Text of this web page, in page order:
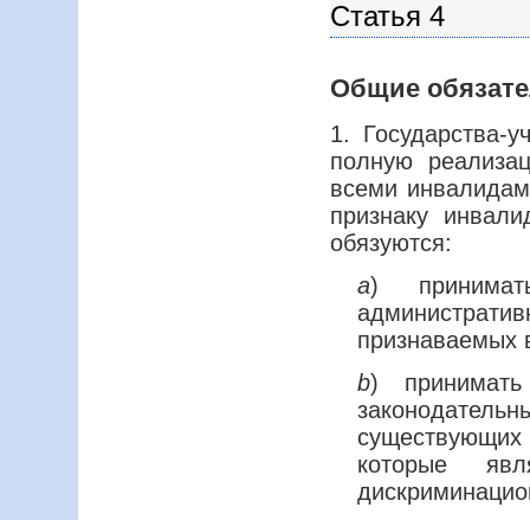
Статья 4
Общие
1. Государства-
полную
всеми
признаку
обязуются:
a)
признаваемых
b)
существующих
которые